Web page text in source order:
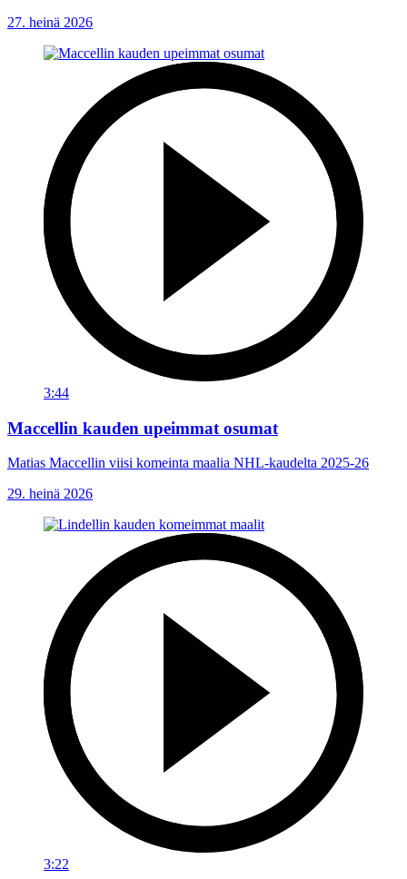
27. heinä 2026
3:44
Maccellin kauden upeimmat osumat
Matias Maccellin viisi komeinta maalia NHL-kaudelta 2025-26
29. heinä 2026
3:22